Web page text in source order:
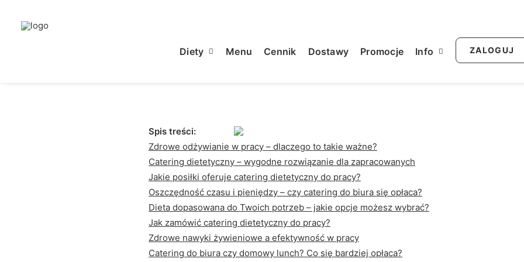
Diety Menu Cennik Dostawy Promocje Info ZALOGUJ
Spis treści:
Zdrowe odżywianie w pracy – dlaczego to takie ważne?
Catering dietetyczny – wygodne rozwiązanie dla zapracowanych
Jakie posiłki oferuje catering dietetyczny do pracy?
Oszczędność czasu i pieniędzy – czy catering do biura się opłaca?
Dieta dopasowana do Twoich potrzeb – jakie opcje możesz wybrać?
Jak zamówić catering dietetyczny do pracy?
Zdrowe nawyki żywieniowe a efektywność w pracy
Catering do biura czy domowy lunch? Co się bardziej opłaca?